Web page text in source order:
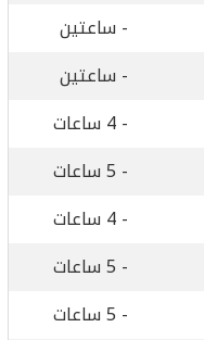
- ساعتين
- ساعتين
- 4 ساعات
- 5 ساعات
- 4 ساعات
- 5 ساعات
- 5 ساعات